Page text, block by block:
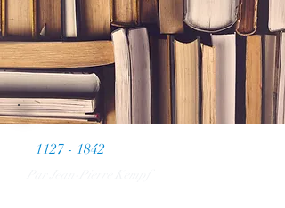
1127 - 1842